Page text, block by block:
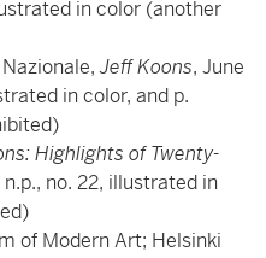
in color (another
Jeff Koons, June
in color, and p.
Highlights of Twenty-
no. 22, illustrated in
of Modern Art; Helsinki